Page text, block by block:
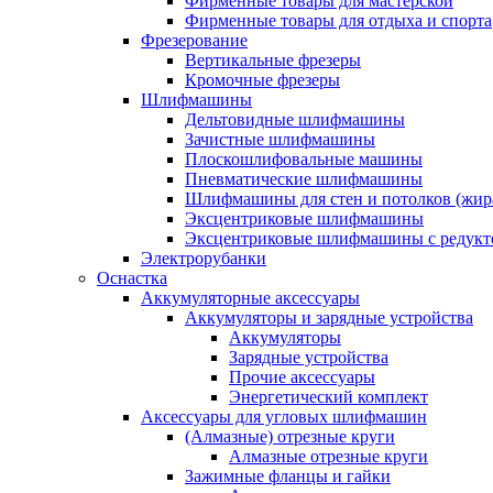
Фирменные товары для отдыха и спорта
Фрезерование
Вертикальные фрезеры
Кромочные фрезеры
Шлифмашины
Дельтовидные шлифмашины
Зачистные шлифмашины
Плоскошлифовальные машины
Пневматические шлифмашины
Шлифмашины для стен и потолков
Эксцентриковые шлифмашины
Эксцентриковые шлифмашины с
Электрорубанки
Оснастка
Аккумуляторные аксессуары
Аккумуляторы и зарядные устройства
Аккумуляторы
Зарядные устройства
Прочие аксессуары
Энергетический комплект
Аксессуары для угловых шлифмашин
(Алмазные) отрезные круги
Алмазные отрезные круги
Зажимные фланцы и гайки